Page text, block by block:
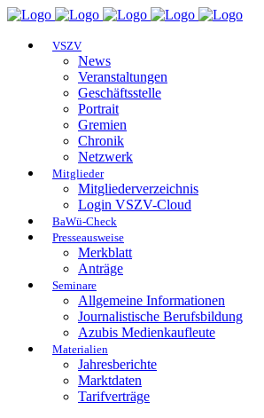
VSZV
News
Veranstaltungen
Geschäftsstelle
Portrait
Gremien
Chronik
Netzwerk
Mitglieder
Mitgliederverzeichnis
Login VSZV-Cloud
BaWü-Check
Presseausweise
Merkblatt
Anträge
Seminare
Allgemeine Informationen
Journalistische Berufsbildung
Azubis Medienkaufleute
Materialien
Jahresberichte
Marktdaten
Tarifverträge